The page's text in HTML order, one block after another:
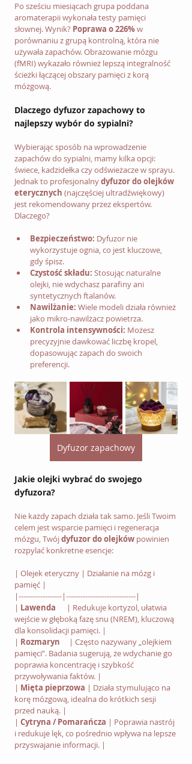
Po sześciu miesiącach grupa poddana
aromaterapii wykonała testy pamięci
słownej. Wynik? Poprawa o 226% w
porównaniu z grupą kontrolną, która nie
używała zapachów. Obrazowanie mózgu
(fMRI) wykazało również lepszą integralność
ścieżki łączącej obszary pamięci z korą
mózgową.
Dlaczego dyfuzor zapachowy to
najlepszy wybór do sypialni?
Wybierając sposób na wprowadzenie
zapachów do sypialni, mamy kilka opcji:
świece, kadzidełka czy odświeżacze w sprayu.
Jednak to profesjonalny dyfuzor do olejków
eterycznych (najczęściej ultradźwiękowy)
jest rekomendowany przez ekspertów.
Dlaczego?
Bezpieczeństwo: Dyfuzor nie
wykorzystuje ognia, co jest kluczowe,
gdy śpisz.
Czystość składu: Stosując naturalne
olejki, nie wdychasz parafiny ani
syntetycznych ftalanów.
Nawilżanie: Wiele modeli działa również
jako mikro-nawilżacz powietrza.
Kontrola intensywności: Możesz
precyzyjnie dawkować liczbę kropel,
dopasowując zapach do swoich
preferencji.
Dyfuzor zapachowy
Jakie olejki wybrać do swojego
dyfuzora?
Nie każdy zapach działa tak samo. Jeśli Twoim
celem jest wsparcie pamięci i regeneracja
mózgu, Twój dyfuzor do olejków powinien
rozpylać konkretne esencje:
| Olejek eteryczny | Działanie na mózg i
pamięć |
|------------------|-----------------------------|
| Lawenda
      | Redukuje kortyzol, ułatwia
wejście w głęboką fazę snu (NREM), kluczową
dla konsolidacji pamięci. |
| Rozmaryn
     | Często nazywany „olejkiem
pamięci”. Badania sugerują, że wdychanie go
poprawia koncentrację i szybkość
przywoływania faktów. |
| Mięta pieprzowa | Działa stymulująco na
korę mózgową, idealna do krótkich sesji
przed nauką. |
| Cytryna / Pomarańcza | Poprawia nastrój
i redukuje lęk, co pośrednio wpływa na lepsze
przyswajanie informacji. |